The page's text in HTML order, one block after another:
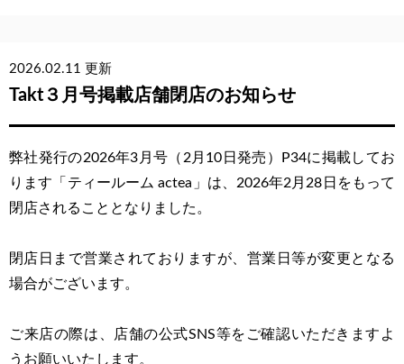
2026.02.11 更新
Takt３月号掲載店舗閉店のお知らせ
弊社発行の2026年3月号（2月10日発売）P34に掲載してお
ります「ティールーム actea」は、2026年2月28日をもって
閉店されることとなりました。
閉店日まで営業されておりますが、営業日等が変更となる
場合がございます。
ご来店の際は、店舗の公式SNS等をご確認いただきますよ
うお願いいたします。